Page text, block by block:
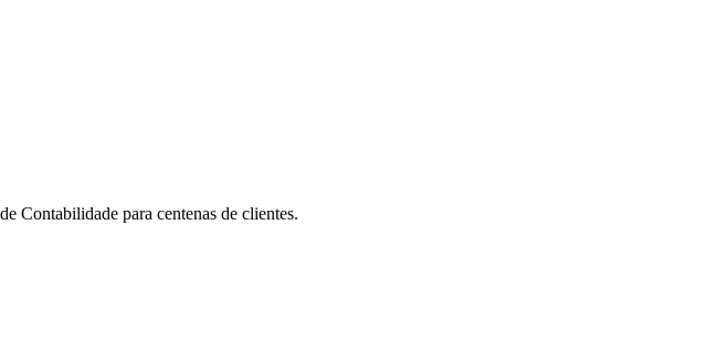
Contabilidade para centenas de clientes.